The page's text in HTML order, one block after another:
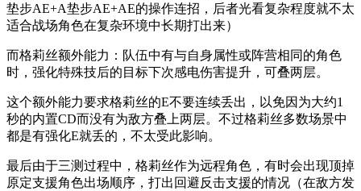
垫步AE+A垫步AE+AE的操作连招，后者光看复杂程度就不太
适合战场角色在复杂环境中长期打出来）
而格莉丝额外能力：队伍中有与自身属性或阵营相同的角色
时，强化特殊技后的目标下次感电伤害提升，可叠两层。
这个额外能力要求格莉丝的E不要连续丢出，以免因为大约1
秒的内置CD而没有为敌方叠上两层。不过格莉丝多数场景中
都是有强化E就丢的，不太受此影响。
最后由于三测过程中，格莉丝作为远程角色，有时会出现顶掉
原定支援角色出场顺序，打出回避反击支援的情况（在敌方发